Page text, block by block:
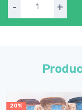
- +
20%